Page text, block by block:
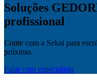
Soluções
profissional
Conte com a Sekai para
próximo.
Falar com especialista